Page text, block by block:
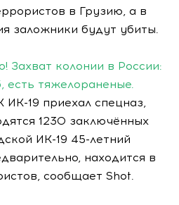
в Грузию, а в
заложники будут убиты.
Захват колонии в России:
есть тяжелораненые.
ИК-19 приехал спецназ,
1230 заключённых
ИК-19 45-летний
находится в
сообщает Shot.